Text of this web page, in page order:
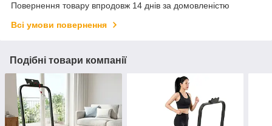
Повернення товару впродовж 14 днів за домовленістю
Всі умови повернення
Подібні товари компанії